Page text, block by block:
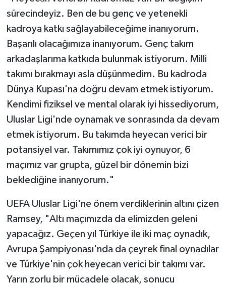
sürecindeyiz. Ben de bu genç ve yetenekli
kadroya katkı sağlayabileceğime inanıyorum.
Başarılı olacağımıza inanıyorum. Genç takım
arkadaşlarıma katkıda bulunmak istiyorum. Milli
takımı bırakmayı asla düşünmedim. Bu kadroda
Dünya Kupası'na doğru devam etmek istiyorum.
Kendimi fiziksel ve mental olarak iyi hissediyorum,
Uluslar Ligi'nde oynamak ve sonrasında da devam
etmek istiyorum. Bu takımda heyecan verici bir
potansiyel var. Takımımız çok iyi oynuyor, 6
maçımız var grupta, güzel bir dönemin bizi
beklediğine inanıyorum."
UEFA Uluslar Ligi'ne önem verdiklerinin altını çizen
Ramsey, "Altı maçımızda da elimizden geleni
yapacağız. Geçen yıl Türkiye ile iki maç oynadık,
Avrupa Şampiyonası'nda da çeyrek final oynadılar
ve Türkiye'nin çok heyecan verici bir takımı var.
Yarın zorlu bir mücadele olacak, sonucu
Formula 1
Atletizm
Hentbol
At Yarışı
Bisiklet
Güreş
Motor Sporları
Su Sporları
Diğer Spor Dalları